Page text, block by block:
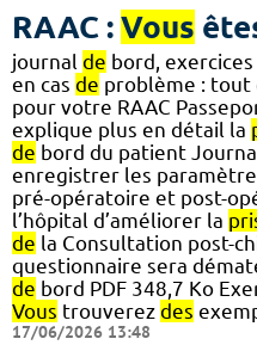
RAAC : Vous
journal de bord, exercices
en cas de problème : tout
pour votre RAAC
explique plus en détail la
de bord du patient
enregistrer les
pré-opératoire et post-
l’hôpital d’améliorer la
de la Consultation post-
questionnaire sera
de bord PDF 348,7 Ko
Vous trouverez des
17/06/2026 13:48